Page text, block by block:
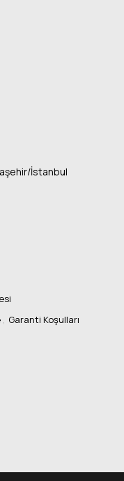
İstanbul
Garanti Koşulları